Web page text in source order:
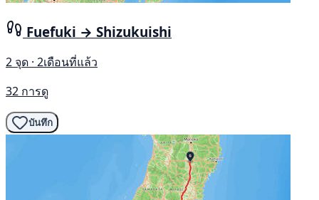
Fuefuki → Shizukuishi
2 จุด · 2เดือนที่แล้ว
32 การดู
บันทึก